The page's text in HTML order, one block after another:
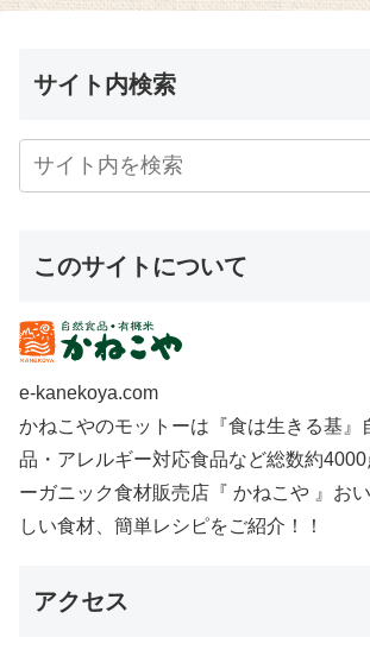
サイト内検索
このサイトについて
e-kanekoya.com
かねこやのモットーは『食は生きる基』
品・アレルギー対応食品など総数約
ーガニック食材販売店『 かねこや 』お
しい食材、簡単レシピをご紹介！！
アクセス